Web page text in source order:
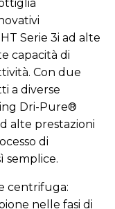
Serie 3i ad alte
capacità di
Con due
a diverse
Dri-Pure®
alte prestazioni
di
semplice.
centrifuga:
nelle fasi di